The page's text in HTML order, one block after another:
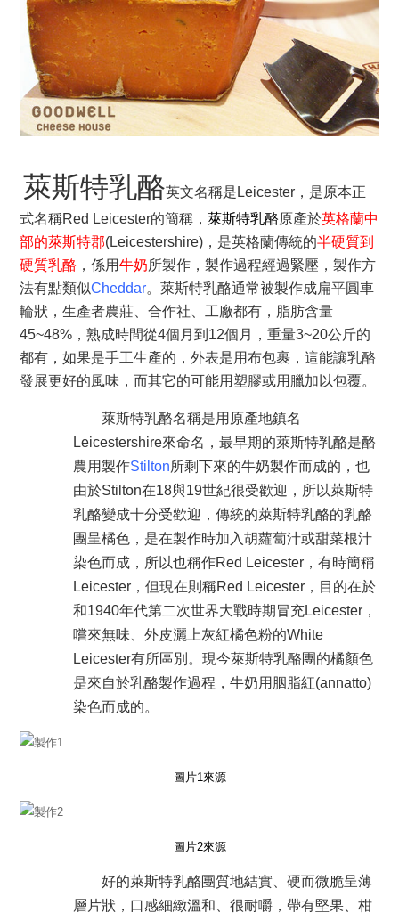
萊斯特乳酪英文名稱是 Leicester ，是原本正
式名稱Red Leicester的簡稱，萊斯特乳酪原產於英格蘭中
部的萊斯特郡(Leicestershire)，是英格蘭傳統的半硬質到
硬質乳酪 ，係用牛奶所製作，製作過程經過緊壓，製作方
法有點類似Cheddar。萊斯特乳酪通常被製作成扁平圓車
輪狀，生產者農莊、合作社、工廠都有，脂肪含量
45~48% ，熟成時間從4個月到12個月，重量3~20公斤的
都有，如果是手工生產的，外表是用布包裹，這能讓乳酪
發展更好的風味，而其它的可能用塑膠或用臘加以包覆。
萊斯特乳酪名稱是用原產地鎮名
Leicestershire來命名，最早期的萊斯特乳酪是酪
農用製作Stilton所剩下來的牛奶製作而成的，也
由於Stilton在18與19世紀很受歡迎，所以萊斯特
乳酪變成十分受歡迎，傳統的萊斯特乳酪的乳酪
團呈橘色，是在製作時加入胡蘿蔔汁或甜菜根汁
染色而成，所以也稱作Red Leicester，有時簡稱
Leicester，但現在則稱Red Leicester，目的在於
和1940年代第二次世界大戰時期冒充Leicester，
嚐來無味、外皮灑上灰紅橘色粉的White
Leicester有所區別。現今萊斯特乳酪團的橘顏色
是來自於乳酪製作過程，牛奶用胭脂紅(annatto)
染色而成的。
圖片1來源
圖片2來源
好的萊斯特乳酪團質地結實、硬而微脆呈薄
層片狀，口感細緻溫和、很耐嚼，帶有堅果、柑